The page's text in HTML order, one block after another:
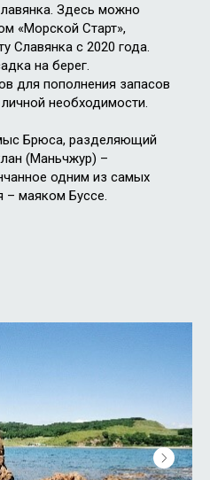
Здесь можно
«Морской Старт»,
Славянка с 2020 года.
на берег.
для пополнения запасов
необходимости.
Брюса, разделяющий
(Маньчжур) –
одним из самых
– маяком Буссе.